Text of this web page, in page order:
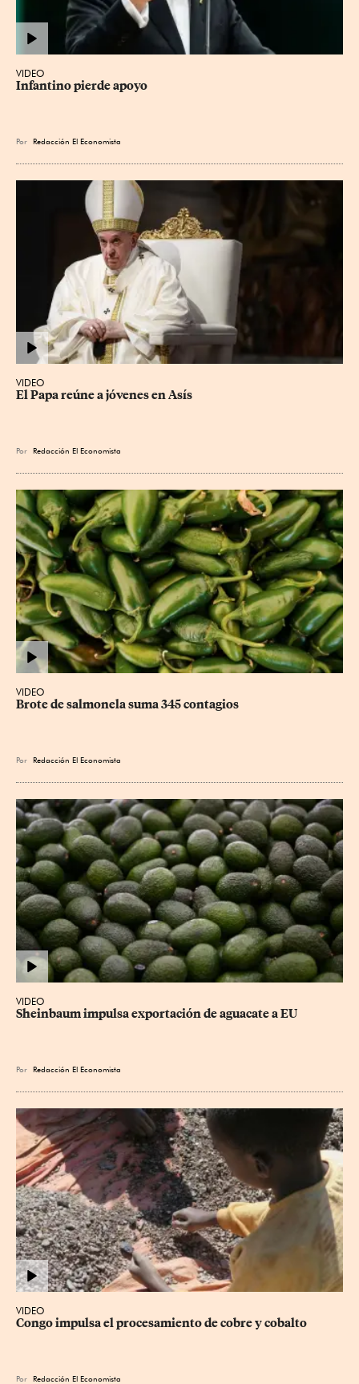
VIDEO
Infantino pierde apoyo
Por Redacción El Economista
VIDEO
El Papa reúne a jóvenes en Asís
Por Redacción El Economista
VIDEO
Brote de salmonela suma 345 contagios
Por Redacción El Economista
VIDEO
Sheinbaum impulsa exportación de aguacate a EU
Por Redacción El Economista
VIDEO
Congo impulsa el procesamiento de cobre y cobalto
Por Redacción El Economista